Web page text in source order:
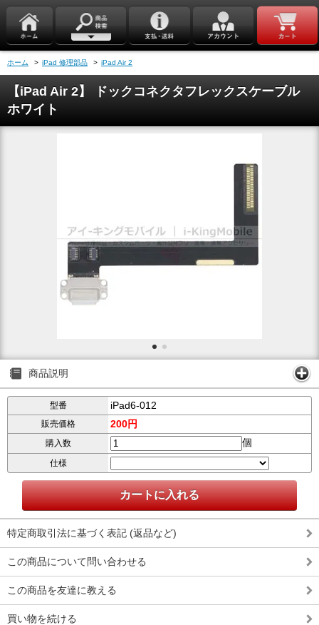
ホーム > iPad 修理部品 > iPad Air 2
【iPad Air 2】 ドックコネクタフレックスケーブル
ホワイト
商品説明
型番 iPad6-012
販売価格 200円
購入数 個
仕様
特定商取引法に基づく表記 (返品など)
この商品について問い合わせる
この商品を友達に教える
買い物を続ける